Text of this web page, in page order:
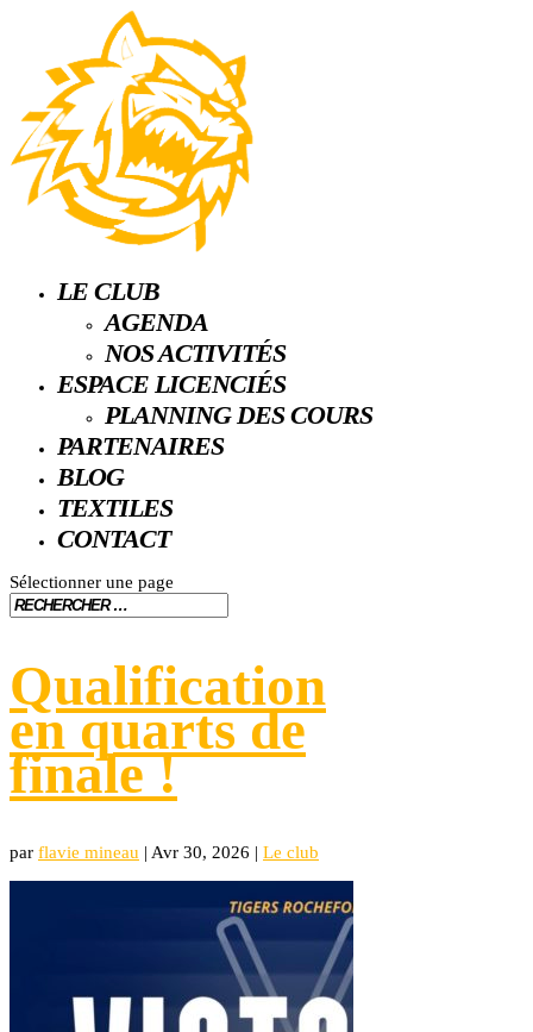
LE CLUB
AGENDA
NOS ACTIVITÉS
ESPACE LICENCIÉS
PLANNING DES COURS
PARTENAIRES
BLOG
TEXTILES
CONTACT
Sélectionner une page
Qualification
en quarts de
finale !
par flavie mineau | Avr 30, 2026 | Le club